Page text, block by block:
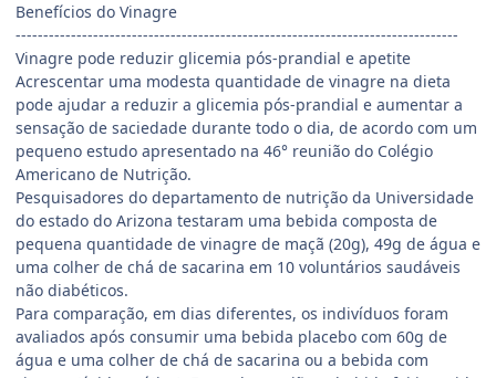
Benefícios do Vinagre
--------------------------------------------------------------------------------
Vinagre pode reduzir glicemia pós-prandial e apetite
Acrescentar uma modesta quantidade de vinagre na dieta
pode ajudar a reduzir a glicemia pós-prandial e aumentar a
sensação de saciedade durante todo o dia, de acordo com um
pequeno estudo apresentado na 46° reunião do Colégio
Americano de Nutrição.
Pesquisadores do departamento de nutrição da Universidade
do estado do Arizona testaram uma bebida composta de
pequena quantidade de vinagre de maçã (20g), 49g de água e
uma colher de chá de sacarina em 10 voluntários saudáveis
não diabéticos.
Para comparação, em dias diferentes, os indivíduos foram
avaliados após consumir uma bebida placebo com 60g de
água e uma colher de chá de sacarina ou a bebida com